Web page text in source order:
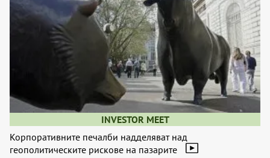
INVESTOR MEET
Корпоративните печалби надделяват над
геополитическите рискове на пазарите